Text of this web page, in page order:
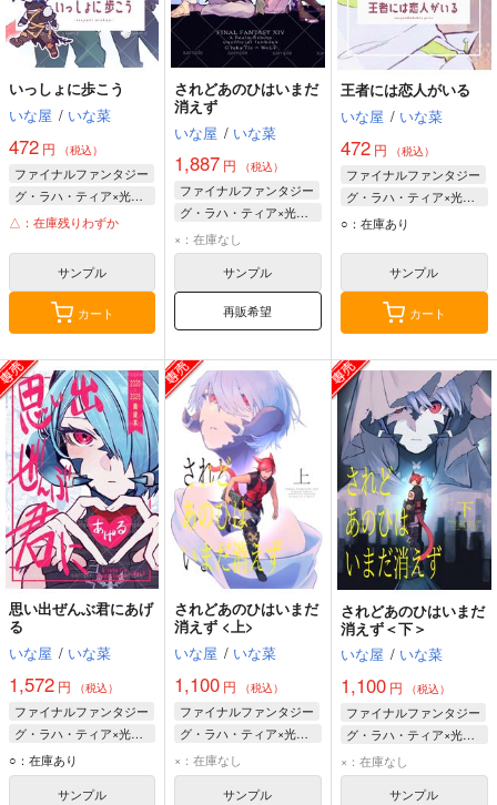
いっしょに歩こう
いな屋 / いな菜
472 円 （税込）
ファイナルファンタジー
グ・ラハ・ティア×光の戦士♀
グ・ラハ・ティア
△：在庫残りわずか
サンプル
カート
されどあのひはいまだ
消えず
いな屋 / いな菜
1,887 円 （税込）
ファイナルファンタジー
グ・ラハ・ティア×光の戦士♀
グ・ラハ・ティア
光の戦士♀
×：在庫なし
サンプル
再販希望
王者には恋人がいる
いな屋 / いな菜
472円 （税込）
ファイナルファンタジー
グ・ラハ・ティア×光の戦士♀
グ・ラハ・ティア
○：在庫あり
サンプル
カート
思い出ぜんぶ君にあげ
る
いな屋 / いな菜
1,572 円 （税込）
ファイナルファンタジー
グ・ラハ・ティア×光の戦士♀
光の戦士♀
グ・ラハ・ティア
○：在庫あり
サンプル
されどあのひはいまだ
消えず <上>
いな屋 / いな菜
1,100 円 （税込）
ファイナルファンタジー
グ・ラハ・ティア×光の戦士♀
グ・ラハ・ティア
光の戦士♀
×：在庫なし
サンプル
されどあのひはいまだ
消えず＜下＞
いな屋 / いな菜
1,100円 （税込）
ファイナルファンタジー
グ・ラハ・ティア×光の戦士♀
グ・ラハ・ティア
光の戦士♀
×：在庫なし
サンプル